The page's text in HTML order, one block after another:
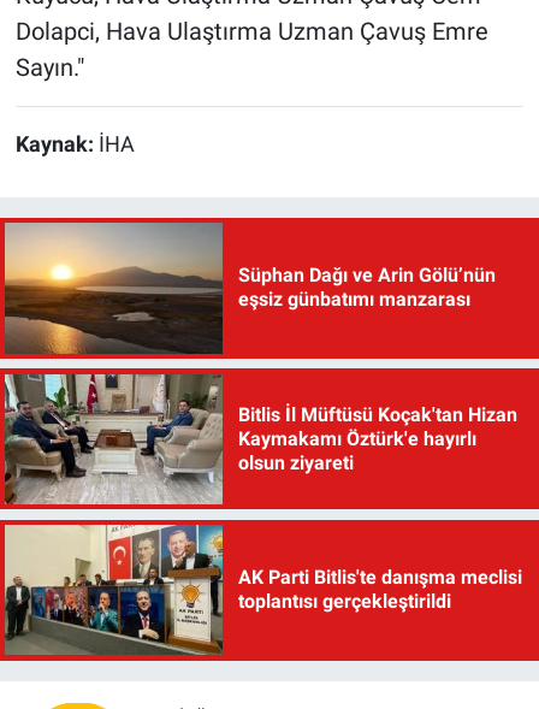
Dolapci, Hava Ulaştırma Uzman Çavuş Emre
Sayın."
Kaynak: İHA
Süphan Dağı ve Arin Gölü’nün
eşsiz günbatımı manzarası
Bitlis İl Müftüsü Koçak'tan Hizan
Kaymakamı Öztürk'e hayırlı
olsun ziyareti
AK Parti Bitlis'te danışma meclisi
toplantısı gerçekleştirildi